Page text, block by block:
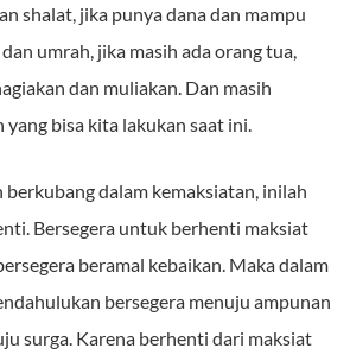
shalat, jika punya dana dan mampu
umrah, jika masih ada orang tua,
dan muliakan. Dan masih
bisa kita lakukan saat ini.
berkubang dalam kemaksiatan, inilah
Bersegera untuk berhenti maksiat
beramal kebaikan. Maka dalam
bersegera menuju ampunan
surga. Karena berhenti dari maksiat